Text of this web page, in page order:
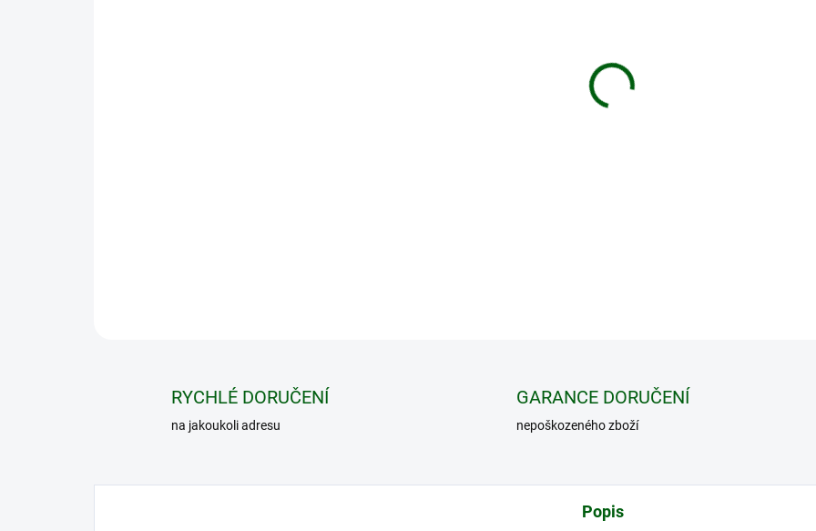
RYCHLÉ DORUČENÍ
na jakoukoli adresu
GARANCE DORUČENÍ
nepoškozeného zboží
Popis